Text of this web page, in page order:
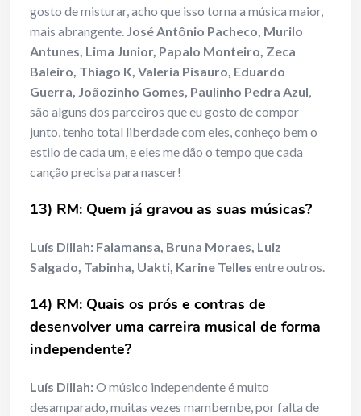
gosto de misturar, acho que isso torna a música maior,
mais abrangente. José Antônio Pacheco, Murilo
Antunes, Lima Junior, Papalo Monteiro, Zeca
Baleiro, Thiago K, Valeria Pisauro, Eduardo
Guerra, Joãozinho Gomes, Paulinho Pedra Azul,
são alguns dos parceiros que eu gosto de compor
junto, tenho total liberdade com eles, conheço bem o
estilo de cada um, e eles me dão o tempo que cada
canção precisa para nascer!
13) RM: Quem já gravou as suas músicas?
Luís Dillah: Falamansa, Bruna Moraes, Luiz
Salgado, Tabinha, Uakti, Karine Telles entre outros.
14) RM: Quais os prós e contras de
desenvolver uma carreira musical de forma
independente?
Luís Dillah:O músico independente é muito
desamparado, muitas vezes mambembe, por falta de